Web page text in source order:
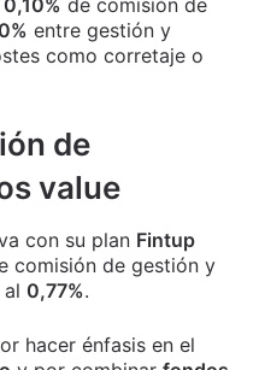
entre gestión y
como corretaje o
de
value
con su plan Fintup
comisión de gestión y
0,77%.
hacer énfasis en el